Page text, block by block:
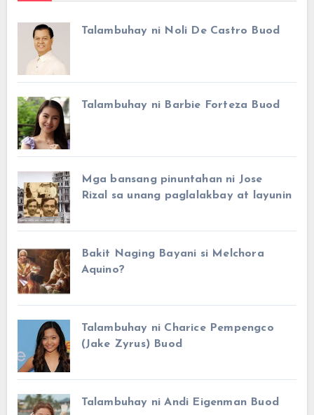
Talambuhay ni Noli De Castro Buod
Talambuhay ni Barbie Forteza Buod
Mga bansang pinuntahan ni Jose
Rizal sa unang paglalakbay at layunin
Bakit Naging Bayani si Melchora
Aquino?
Talambuhay ni Charice Pempengco
(Jake Zyrus) Buod
Talambuhay ni Andi Eigenman Buod